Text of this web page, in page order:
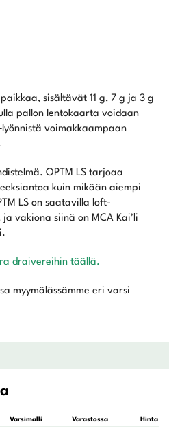
sisältävät 11 g, 7 g ja 3 g
pallon lentokaarta voidaan
voimakkaampaan
OPTM LS tarjoaa
kuin mikään aiempi
LS on saatavilla loft-
vakiona siinä on MCA Kai’li
draivereihin täällä.
myymälässämme eri varsi
Varsimalli Varastossa Hinta